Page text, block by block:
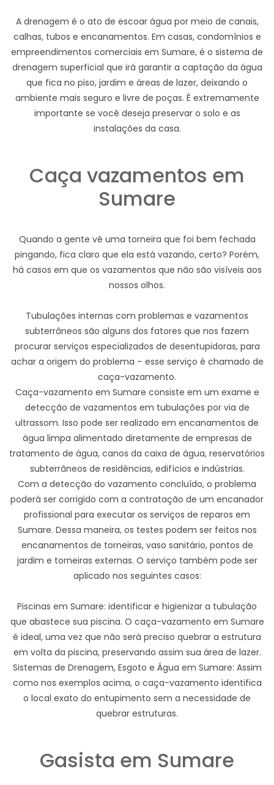
A drenagem é o ato de escoar água por meio de canais,
calhas, tubos e encanamentos. Em casas, condomínios e
empreendimentos comerciais em Sumare, é o sistema de
drenagem superficial que irá garantir a captação da água
que fica no piso, jardim e áreas de lazer, deixando o
ambiente mais seguro e livre de poças. É extremamente
importante se você deseja preservar o solo e as
instalações da casa.
Caça vazamentos em
Sumare
Quando a gente vê uma torneira que foi bem fechada
pingando, fica claro que ela está vazando, certo? Porém,
há casos em que os vazamentos que não são visíveis aos
nossos olhos.
Tubulações internas com problemas e vazamentos
subterrâneos são alguns dos fatores que nos fazem
procurar serviços especializados de desentupidoras, para
achar a origem do problema – esse serviço é chamado de
caça-vazamento.
Caça-vazamento em Sumare consiste em um exame e
detecção de vazamentos em tubulações por via de
ultrassom. Isso pode ser realizado em encanamentos de
água limpa alimentado diretamente de empresas de
tratamento de água, canos da caixa de água, reservatórios
subterrâneos de residências, edifícios e indústrias.
Com a detecção do vazamento concluído, o problema
poderá ser corrigido com a contratação de um encanador
profissional para executar os serviços de reparos em
Sumare. Dessa maneira, os testes podem ser feitos nos
encanamentos de torneiras, vaso sanitário, pontos de
jardim e torneiras externas. O serviço também pode ser
aplicado nos seguintes casos:
Piscinas em Sumare: identificar e higienizar a tubulação
que abastece sua piscina. O caça-vazamento em Sumare
é ideal, uma vez que não será preciso quebrar a estrutura
em volta da piscina, preservando assim sua área de lazer.
Sistemas de Drenagem, Esgoto e Água em Sumare: Assim
como nos exemplos acima, o caça-vazamento identifica
o local exato do entupimento sem a necessidade de
quebrar estruturas.
Gasista em Sumare